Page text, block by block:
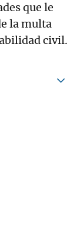
que le
la multa
civil.